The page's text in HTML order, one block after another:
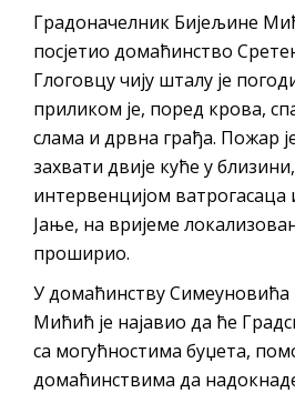
Обавјештење о
7. августа
Обавјештење за
Ујић
Градоначелник Бијељине
посјетио домаћинство
Глоговцу чију шталу је
приликом је, поред крова,
слама и дрвна грађа. Пожар
захвати двије куће у
интервенцијом ватрогасаца
Јање, на вријеме
проширио.
У домаћинству Симеуновића
Мићић је најавио да ће
са могућностима буџета,
домаћинствима да